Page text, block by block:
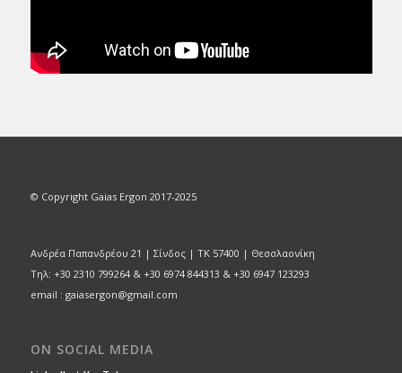
© Copyright Gaias Ergon 2017-2025
Ανδρέα Παπανδρέου 21 | Σίνδος | ΤΚ 57400 | Θεσσλαονίκη
Τηλ: +30 2310 799264 & +30 6974 844313 & +30 6947 123293
email : gaiasergon@gmail.com
ON SOCIAL MEDIA